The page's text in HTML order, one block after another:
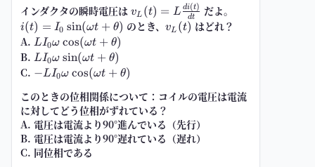
インダクタの瞬時電圧は v_L(t)=L\frac{d
i(t)}{dt}
vL (t) = L dt
di(t) だよ。
i(t) = I0 sin(ωt + θ) のとき、v_L(t)
vL (t) はどれ？
A. L I_0
\omega
\cos(\omega
t+\theta)
LI0ω cos(ωt + θ)
B. L I_0
\omega
t+\theta)
LI0ω sin(ωt + θ)
C. -L I_0
\cos(\omega
t+\theta)
−LI0ω cos(ωt + θ)
このときの位相関係について：コイルの電圧は電流
に対してどう位相がずれている？
A. 電圧は電流より90°進んでいる（先行）
B. 電圧は電流より90°遅れている（遅れ）
C. 同位相である